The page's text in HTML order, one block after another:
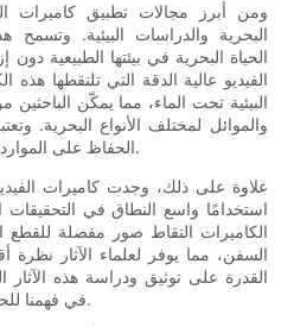
ومن أبرز مجالات تطبيق كاميرات
البحرية والدراسات البيئية. وتسمح
الحياة البحرية في بيئتها الطبيعية
الفيديو عالية الدقة التي تلتقطها
البيئية تحت الماء، مما يمكّن
والموائل لمختلف الأنواع البحرية.
الحفاظ على الموارد البحرية وإدارتها بشكل مستدام.
علاوة على ذلك، وجدت كاميرات
استخدامًا واسع النطاق في التحقيقات
الكاميرات التقاط صور مفصلة للقطع
السفن، مما يوفر لعلماء الآثار
القدرة على توثيق ودراسة هذه الآثار
في فهمنا للحضارات القديمة والتاريخ البحري.